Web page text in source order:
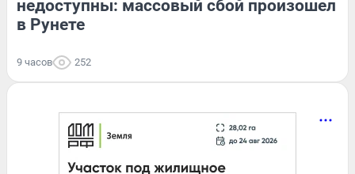
недоступны: массовый сбой произошел
в Рунете
9 часов 252